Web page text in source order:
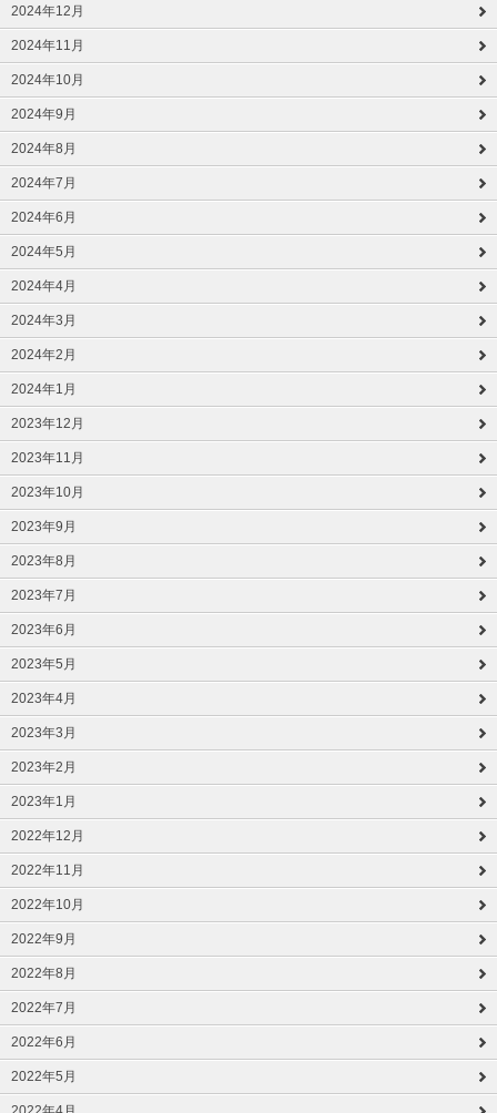
2024年12月
2024年11月
2024年10月
2024年9月
2024年8月
2024年7月
2024年6月
2024年5月
2024年4月
2024年3月
2024年2月
2024年1月
2023年12月
2023年11月
2023年10月
2023年9月
2023年8月
2023年7月
2023年6月
2023年5月
2023年4月
2023年3月
2023年2月
2023年1月
2022年12月
2022年11月
2022年10月
2022年9月
2022年8月
2022年7月
2022年6月
2022年5月